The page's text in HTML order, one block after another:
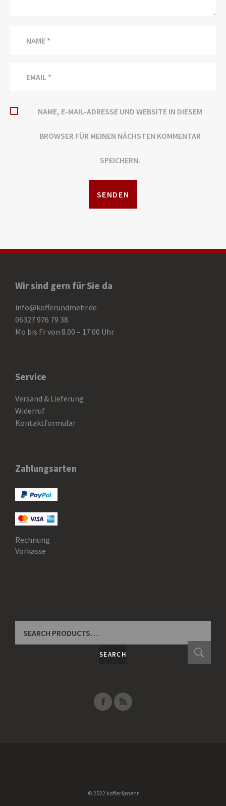
NAME, E-MAIL-ADRESSE UND WEBSITE IN DIESEM
BROWSER FÜR MEINEN NÄCHSTEN KOMMENTAR
SPEICHERN.
Wir sind gern für Sie da
info@kofferundmehr.de
06327 976 79 38
Mo bis Fr von 8.00 – 17.00 Uhr
Service
Versand & Lieferung
Widerruf
Kontaktformular
Zahlungsarten
Rechnung
Vorkasse
FOR:
SEARCH
© 2022 koffer&mehr